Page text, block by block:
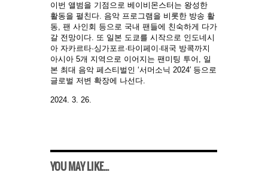
이번 앨범을 기점으로 베이비몬스터는 왕성한
활동을 펼친다. 음악 프로그램을 비롯한 방송 활
동, 팬 사인회 등으로 국내 팬들에 친숙하게 다가
갈 전망이다. 또 일본 도쿄를 시작으로 인도네시
아 자카르타·싱가포르·타이페이 ·태국 방콕까지
아시아 5개 지역으로 이어지는 팬미팅 투어 , 일
본 최대 음악 페스티벌인 ‘서머소닉 2024′ 등으로
글로벌 저변 확장에 나선다.
2024. 3. 26.
YOU MAY LIKE...